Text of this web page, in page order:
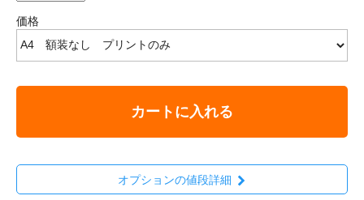
価格
カートに入れる
オプションの値段詳細